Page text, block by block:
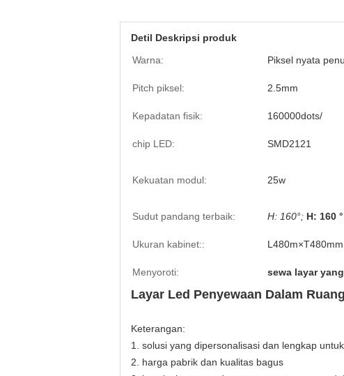
Detil Deskripsi produk
Warna:
Piksel nyata
Pitch piksel: 2.5mm
Kepadatan fisik: 160000dots/
chip LED: SMD2121
Kekuatan modul: 25w
Sudut pandang terbaik: H: 160°; H: 160
Ukuran kabinet:: L480m×T480mm
Menyoroti: sewa layar
Layar Led Penyewaan Dalam
Keterangan:
1. solusi yang dipersonalisasi dan lengkap
2. harga pabrik dan kualitas bagus